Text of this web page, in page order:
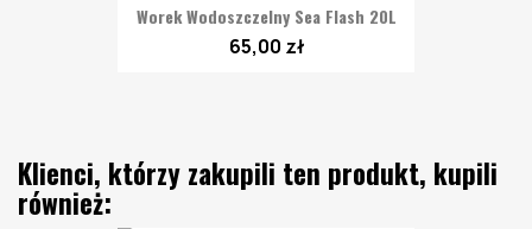
Worek Wodoszczelny Sea Flash 20L
65,00 zł
Klienci, którzy zakupili ten produkt, kupili
również: